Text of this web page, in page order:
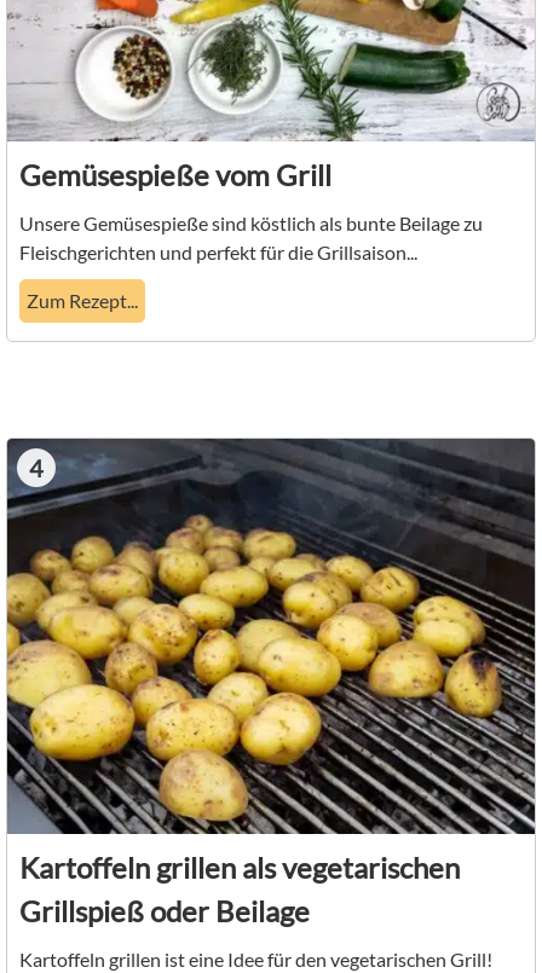
Gemüsespieße vom Grill
Unsere Gemüsespieße sind köstlich als bunte Beilage zu
Fleischgerichten und perfekt für die Grillsaison...
Zum Rezept...
4
Kartoffeln grillen als vegetarischen
Grillspieß oder Beilage
Kartoffeln grillen ist eine Idee für den vegetarischen Grill!